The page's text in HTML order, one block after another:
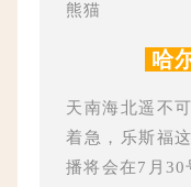
熊猫
哈
天南海北遥不
着急，乐斯福
播将会在7月30